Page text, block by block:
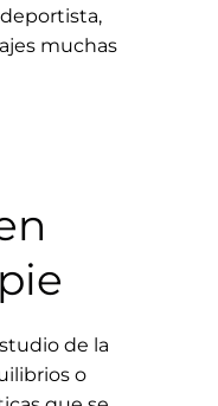
deportista,
muchas
de la
o